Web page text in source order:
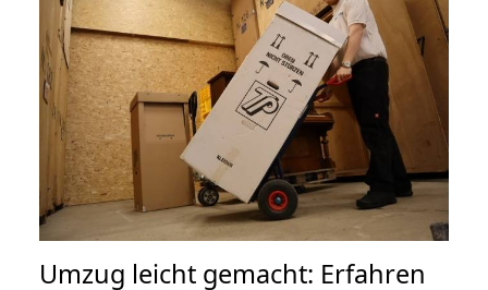
Umzug leicht gemacht: Erfahren